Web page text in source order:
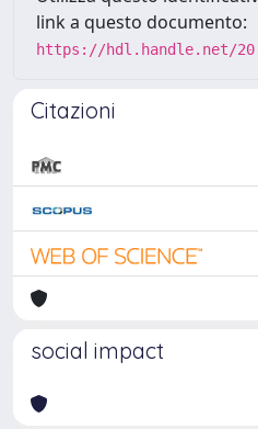
link a questo documento:
https://hdl.handle.net/
Citazioni
social impact